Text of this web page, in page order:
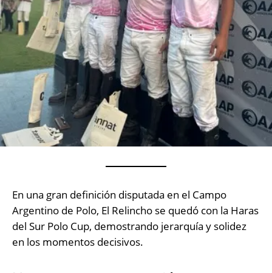
En una gran definición disputada en el Campo
Argentino de Polo, El Relincho se quedó con la Haras
del Sur Polo Cup, demostrando jerarquía y solidez
en los momentos decisivos.